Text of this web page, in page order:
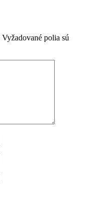
Vyžadované polia sú